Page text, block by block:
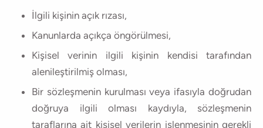
İlgili kişinin açık rızası,
Kanunlarda açıkça öngörülmesi,
Kişisel verinin ilgili kişinin kendisi tarafından
alenileştirilmiş olması,
Bir sözleşmenin kurulması veya ifasıyla doğrudan
doğruya ilgili olması kaydıyla, sözleşmenin
taraflarına ait kişisel verilerin işlenmesinin gerekli